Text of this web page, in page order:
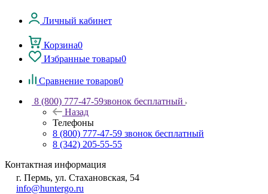
Личный кабинет
Корзина0
Избранные товары0
Сравнение товаров0
8 (800) 777-47-59звонок бесплатный
Назад
Телефоны
8 (800) 777-47-59 звонок бесплатный
8 (342) 205-55-55
Контактная информация
г. Пермь, ул. Стахановская, 54
info@huntergo.ru